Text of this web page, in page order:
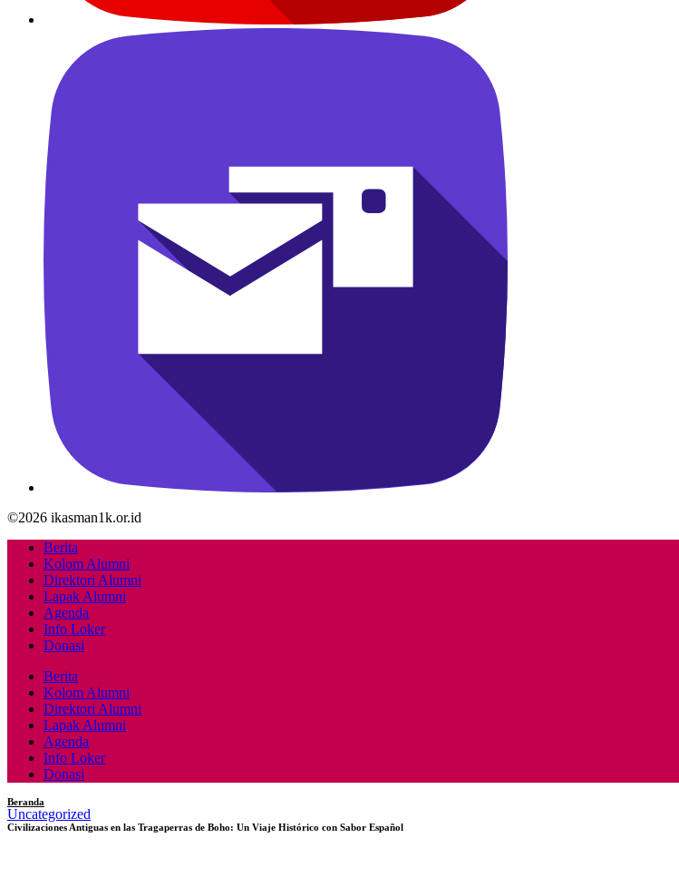
©2026 ikasman1k.or.id
Berita
Kolom Alumni
Direktori Alumni
Lapak Alumni
Agenda
Info Loker
Donasi
Berita
Kolom Alumni
Direktori Alumni
Lapak Alumni
Agenda
Info Loker
Donasi
Beranda
Uncategorized
Civilizaciones Antiguas en las Tragaperras de Boho: Un Viaje Histórico con Sabor Español